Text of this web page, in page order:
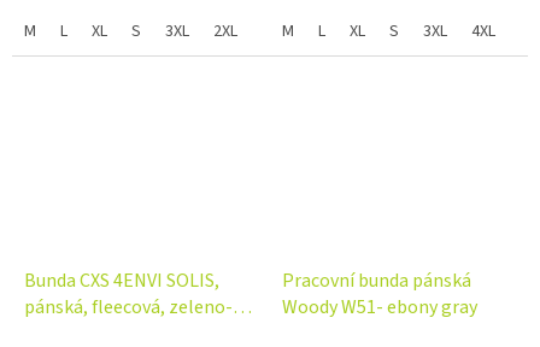
bundy bylo využito 60 kusů PET
lahví. Je...
M L XL S 3XL 2XL
bundy bylo využito 60 kusů PET
lahví. Je...
M L XL S 3XL 4XL
Bunda CXS 4ENVI SOLIS,
pánská, fleecová, zeleno-
Pracovní bunda pánská
Woody W51- ebony gray